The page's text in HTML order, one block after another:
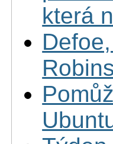
která